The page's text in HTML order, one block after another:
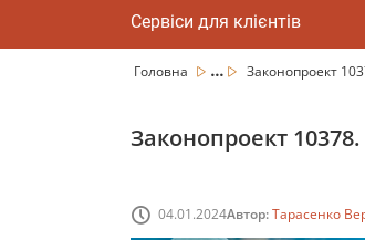
Сервіси для клієнтів
Головна ... Законопроект
Законопроект
04.01.2024Автор:Тарасенко